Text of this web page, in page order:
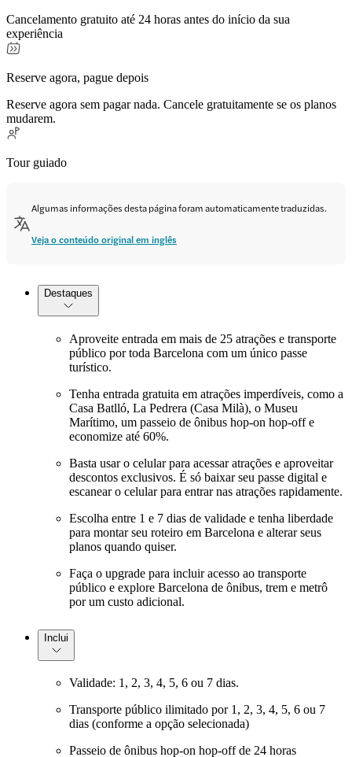
Cancelamento gratuito até 24 horas antes do início da sua
experiência
Reserve agora, pague depois
Reserve agora sem pagar nada. Cancele gratuitamente se os planos
mudarem.
Tour guiado
Algumas informações desta página foram automaticamente traduzidas.
Veja o conteúdo original em inglês
Destaques
Aproveite entrada em mais de 25 atrações e transporte
público por toda Barcelona com um único passe
turístico.
Tenha entrada gratuita em atrações imperdíveis, como a
Casa Batlló, La Pedrera (Casa Milà), o Museu
Marítimo, um passeio de ônibus hop-on hop-off e
economize até 60%.
Basta usar o celular para acessar atrações e aproveitar
descontos exclusivos. É só baixar seu passe digital e
escanear o celular para entrar nas atrações rapidamente.
Escolha entre 1 e 7 dias de validade e tenha liberdade
para montar seu roteiro em Barcelona e alterar seus
planos quando quiser.
Faça o upgrade para incluir acesso ao transporte
público e explore Barcelona de ônibus, trem e metrô
por um custo adicional.
Inclui
Validade: 1, 2, 3, 4, 5, 6 ou 7 dias.
Transporte público ilimitado por 1, 2, 3, 4, 5, 6 ou 7
dias (conforme a opção selecionada)
Passeio de ônibus hop-on hop-off de 24 horas